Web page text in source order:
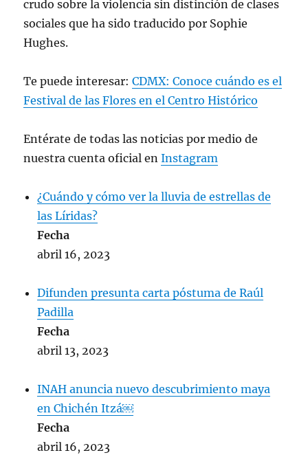
crudo sobre la violencia sin distinción de clases
sociales que ha sido traducido por Sophie
Hughes.
Te puede interesar:CDMX: Conoce cuándo es el
Festival de las Flores en el Centro Histórico
Entérate de todas las noticias por medio de
nuestra cuenta oficial enInstagram
¿Cuándo y cómo ver la lluvia de estrellas de
las Líridas?
Fecha
abril 16, 2023
Difunden presunta carta póstuma de Raúl
Padilla
Fecha
abril 13, 2023
INAH anuncia nuevo descubrimiento maya
en Chichén Itzá￼
Fecha
abril 16, 2023